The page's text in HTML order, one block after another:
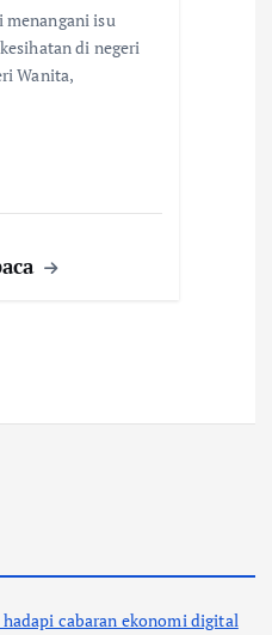
menangani isu
di negeri
Wanita,
hadapi cabaran ekonomi digital